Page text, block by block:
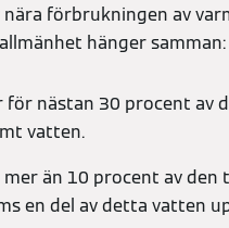
nära förbrukningen av
hänger samman:
för nästan 30 procent av
vatten.
än 10 procent av
en del av detta vatten